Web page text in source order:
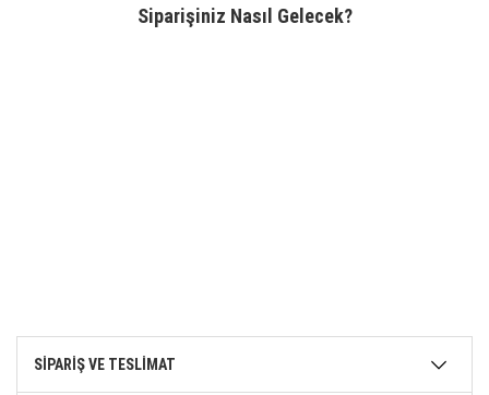
Siparişiniz Nasıl Gelecek?
SİPARİŞ VE TESLİMAT